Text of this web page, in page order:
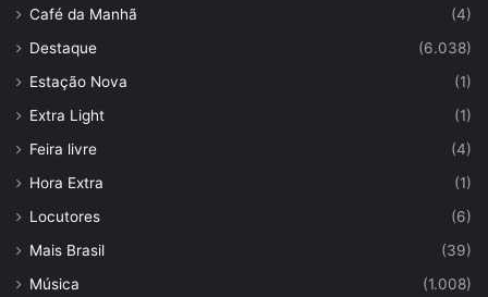
Café da Manhã
(4)
Destaque
(6.038)
Estação Nova
(1)
Extra Light
(1)
Feira livre
(4)
Hora Extra
(1)
Locutores
(6)
Mais Brasil
(39)
Música
(1.008)